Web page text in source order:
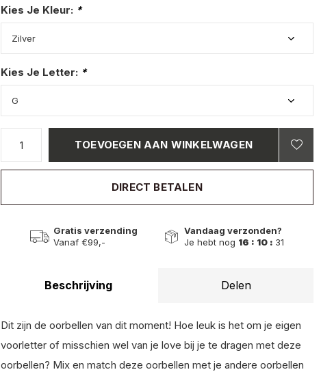
Kies Je Kleur: *
Kies Je Letter: *
TOEVOEGEN AAN WINKELWAGEN
DIRECT BETALEN
Gratis verzending
Vanaf €99,-
Vandaag verzonden?
Je hebt nog 16 : 10 : 30
Beschrijving Delen
Dit zijn de oorbellen van dit moment! Hoe leuk is het om je eigen
voorletter of misschien wel van je love bij je te dragen met deze
oorbellen? Mix en match deze oorbellen met je andere oorbellen